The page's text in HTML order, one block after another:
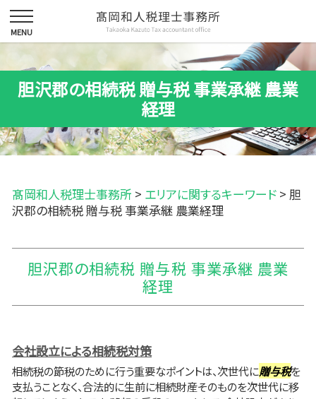
胆沢郡の相続税 贈与税 事業承継 農業
経理
髙岡和人税理士事務所 > エリアに関するキーワード > 胆
沢郡の相続税 贈与税 事業承継 農業経理
胆沢郡の相続税 贈与税 事業承継 農業
経理
会社設立による相続税対策
相続税の節税のために行う重要なポイントは、次世代に贈与税を
支払うことなく、合法的に生前に相続財産そのものを次世代に移